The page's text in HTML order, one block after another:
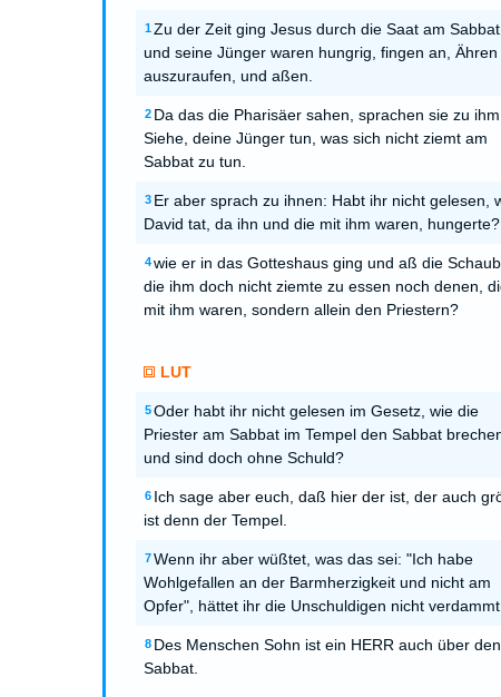
1 Zu der Zeit ging Jesus durch die Saat am
und seine Jünger waren hungrig, fingen an, Ähren
auszuraufen, und aßen.
2 Da das die Pharisäer sahen, sprachen sie zu
Siehe, deine Jünger tun, was sich nicht ziemt am
Sabbat zu tun.
3 Er aber sprach zu ihnen: Habt ihr nicht gelesen,
David tat, da ihn und die mit ihm waren, hungerte?
4 wie er in das Gotteshaus ging und aß die
die ihm doch nicht ziemte zu essen noch denen,
mit ihm waren, sondern allein den Priestern?
LUT
5 Oder habt ihr nicht gelesen im Gesetz, wie die
Priester am Sabbat im Tempel den Sabbat
und sind doch ohne Schuld?
6 Ich sage aber euch, daß hier der ist, der auch
ist denn der Tempel.
7 Wenn ihr aber wüßtet, was das sei: "Ich habe
Wohlgefallen an der Barmherzigkeit und nicht am
Opfer", hättet ihr die Unschuldigen nicht verdammt.
8 Des Menschen Sohn ist ein HERR auch über den
Sabbat.